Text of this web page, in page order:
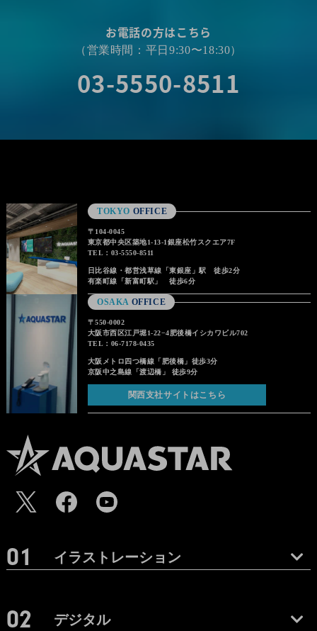
お電話の方はこちら
（営業時間：平日9:30〜18:30）
03-5550-8511
TOKYO OFFICE
〒104-0045
東京都中央区築地1-13-1銀座松竹スクエア7F
TEL：03-5550-8511
日比谷線・都営浅草線「東銀座」駅 徒歩2分
有楽町線「新富町駅」 徒歩6分
OSAKA OFFICE
〒550-0002
大阪市西区江戸堀1-22−4肥後橋イシカワビル702
TEL：06-7178-0435
大阪メトロ四つ橋線「肥後橋」徒歩3分
京阪中之島線「渡辺橋」 徒歩9分
関西支社サイトはこちら
イラストレーション
デジタル